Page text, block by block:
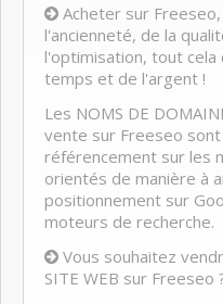
Acheter sur
l'ancienneté, de la
l'optimisation, tout cela
temps et de l'argent !
Les NOMS DE
vente sur Freeseo
référencement sur les
orientés de manière à
positionnement sur
moteurs de recherche.
Vous souhaitez
SITE WEB sur Freeseo